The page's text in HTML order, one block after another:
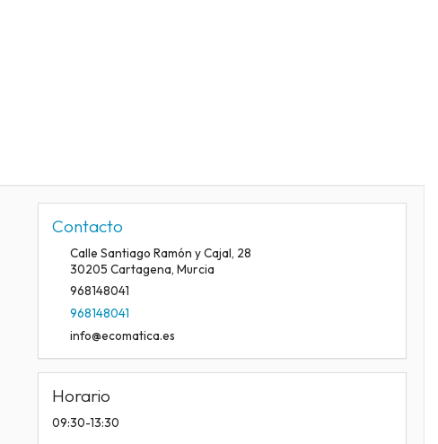
Contacto
Calle Santiago Ramón y Cajal, 28
30205 Cartagena, Murcia
968148041
968148041
info@ecomatica.es
Horario
09:30-13:30